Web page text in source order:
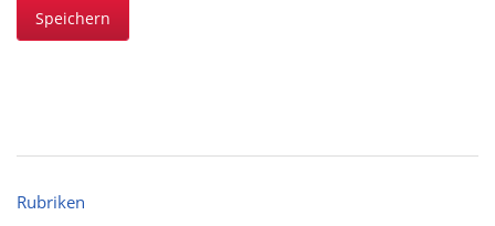
Speichern
Rubriken